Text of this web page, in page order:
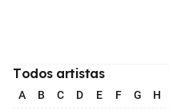
Todos artistas
A B C D E F G H